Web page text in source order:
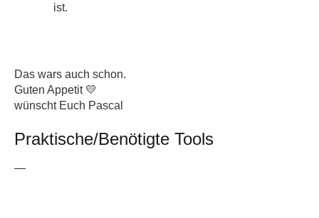
ist.
Das wars auch schon.
Guten Appetit 💛
wünscht Euch Pascal
Praktische/Benötigte Tools
—